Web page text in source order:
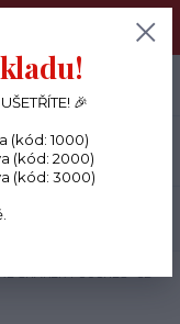
den, KREATIVNÍ
Menu
🎉
(kód: 1000)
(kód: 2000)
(kód: 3000)